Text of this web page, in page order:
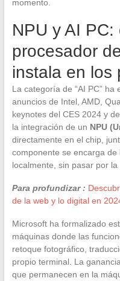
momento.
NPU y AI
procesador
instala en los
La categoría de “AI PC”
anuncios de Intel, AMD,
keynotes del CES 2024 y
la integración de un NPU
directamente en el chip,
componente se encarga
localmente, sin pasar por la
Para profundizar :
de la web y lo digital en
Microsoft ha formalizado
máquinas donde las
retoque fotográfico,
propio terminal. La
que permanecen en la